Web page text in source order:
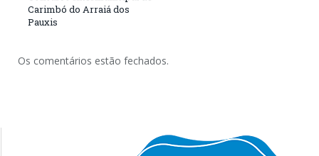
Carimbó do Arraiá dos
Pauxis
Os comentários estão fechados.